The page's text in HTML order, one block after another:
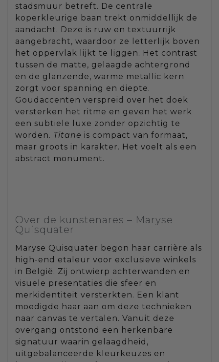
stadsmuur betreft. De centrale
koperkleurige baan trekt onmiddellijk de
aandacht. Deze is ruw en textuurrijk
aangebracht, waardoor ze letterlijk boven
het oppervlak lijkt te liggen. Het contrast
tussen de matte, gelaagde achtergrond
en de glanzende, warme metallic kern
zorgt voor spanning en diepte.
Goudaccenten verspreid over het doek
versterken het ritme en geven het werk
een subtiele luxe zonder opzichtig te
worden. Titane is compact van formaat,
maar groots in karakter. Het voelt als een
abstract monument.
Over de kunstenares – Maryse
Quisquater
Maryse Quisquater begon haar carrière als
high-end etaleur voor exclusieve winkels
in België. Zij ontwierp achterwanden en
visuele presentaties die sfeer en
merkidentiteit versterkten. Een klant
moedigde haar aan om deze technieken
naar canvas te vertalen. Vanuit deze
overgang ontstond een herkenbare
signatuur waarin gelaagdheid,
uitgebalanceerde kleurkeuzes en